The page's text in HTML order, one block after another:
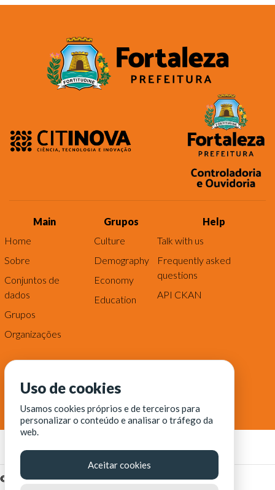
Main
Home
Sobre
Conjuntos de
dados
Grupos
Organizações
Grupos
Culture
Demography
Economy
Education
Help
Talk with us
Frequently asked
questions
API CKAN
© Fortaleza Digital || CITINOVA - Fundação de Ciência,
Uso de cookies
Usamos cookies próprios e de terceiros para
personalizar o conteúdo e analisar o tráfego da
web.
Aceitar cookies